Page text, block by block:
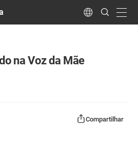
Language
Search
Submit
na Voz da Mãe
Compartilhar